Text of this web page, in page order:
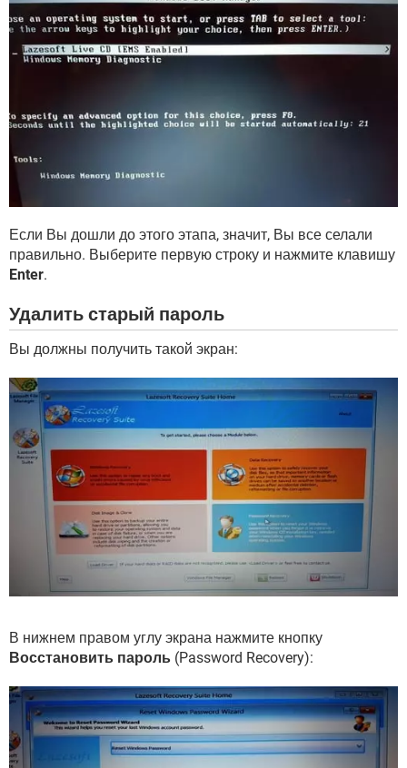
Если Вы дошли до этого этапа, значит, Вы все селали
правильно. Выберите первую строку и нажмите клавишу
Enter.
Удалить старый пароль
Вы должны получить такой экран:
В нижнем правом углу экрана нажмите кнопку
Восстановить пароль (Password Recovery):